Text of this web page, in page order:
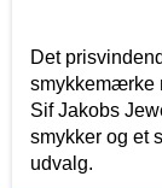
Det
smykkemærke
Sif Jakobs
smykker og et
udvalg.